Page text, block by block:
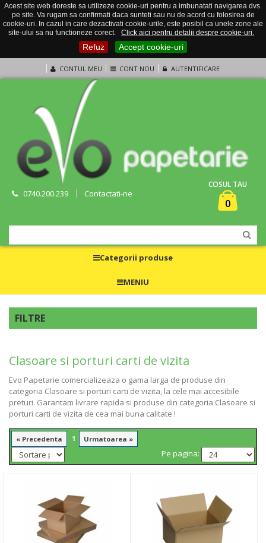
Acest site web doreste sa utilizeze cookie-uri pentru a imbunatati navigarea dvs.
pe site. Va rugam sa confirmati daca sunteti sau nu de acord cu folosirea de
cookie-uri. In cazul in care dezactivati cookie-urile, este posibil ca unele zone ale
site-ului sa nu functioneze corect.
Click aici pentru detalii despre cookie-uri.
Refuz Accept cookie-uri
CONTUL MEU CONT NOU AUTENTIFICARE
0740.200.239 Contactati-ne
COSUL TAU
0
Categorii produse
MENIU
FILTRE
Clasoare si porturi carti de vizita
Evo Papetarie comercializeaza o gama larga de produse din
categoria Clasoare si porturi carti de vizita, la cele mai accesibile
preturi. Garantam livrare rapida si produse din categoria Clasoare si
porturi carti de vizita de cea mai buna calitate !
« Precedenta 1 Urmatoarea »
Pe pagina: